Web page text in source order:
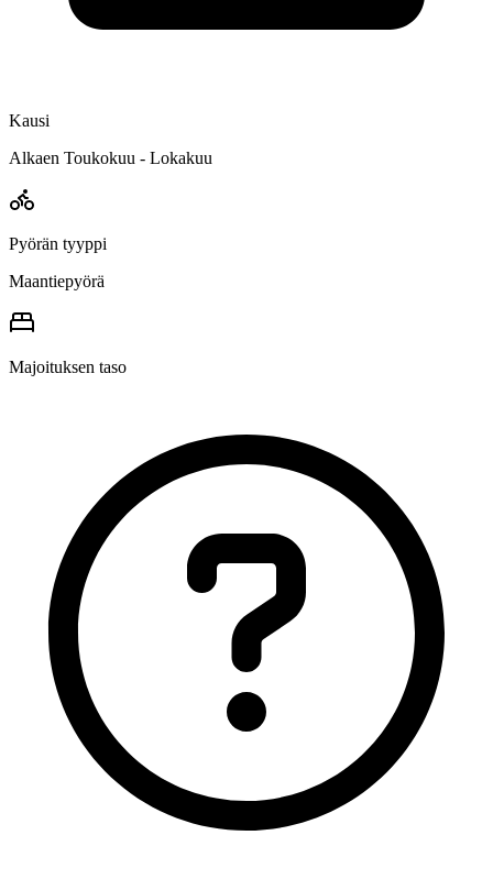
Kausi
Alkaen Toukokuu - Lokakuu
Pyörän tyyppi
Maantiepyörä
Majoituksen taso